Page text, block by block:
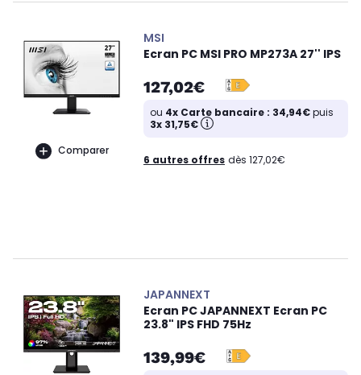
Comparer
MSI
Ecran PC MSI PRO MP273A 27'' IPS
127,02€
ou 4x Carte bancaire : 34,94€puis
3x 31,75€
6 autres offres dès 127,02€
JAPANNEXT
Ecran PC JAPANNEXT Ecran PC
23.8" IPS FHD 75Hz
139,99€